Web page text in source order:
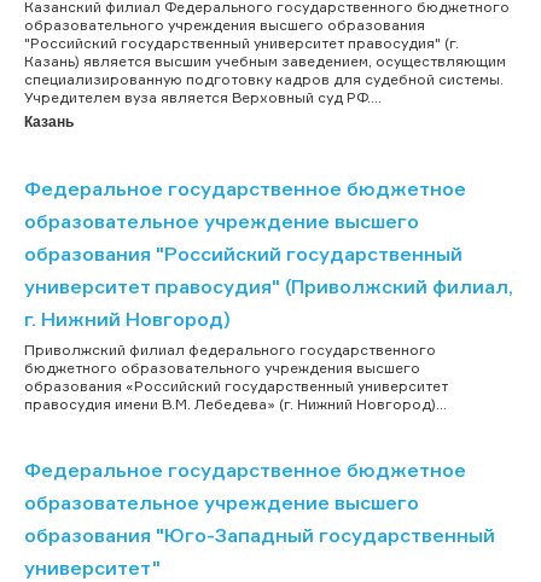
Казанский филиал Федерального государственного бюджетного
образовательного учреждения высшего образования
"Российский государственный университет правосудия" (г.
Казань) является высшим учебным заведением, осуществляющим
специализированную подготовку кадров для судебной системы.
Учредителем вуза является Верховный суд РФ....
Казань
Федеральное государственное бюджетное
образовательное учреждение высшего
образования "Российский государственный
университет правосудия" (Приволжский филиал,
г. Нижний Новгород)
Приволжский филиал федерального государственного
бюджетного образовательного учреждения высшего
образования «Российский государственный университет
правосудия имени В.М. Лебедева» (г. Нижний Новгород)...
Федеральное государственное бюджетное
образовательное учреждение высшего
образования "Юго-Западный государственный
университет"